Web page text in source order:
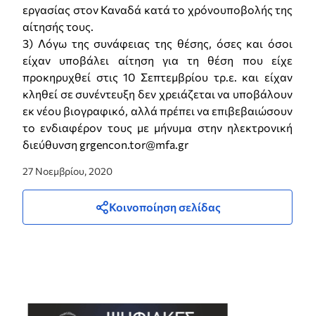
εργασίας στον Καναδά κατά το χρόνουποβολής της
αίτησής τους.
3) Λόγω της συνάφειας της θέσης, όσες και όσοι
είχαν υποβάλει αίτηση για τη θέση που είχε
προκηρυχθεί στις 10 Σεπτεμβρίου τρ.ε. και είχαν
κληθεί σε συνέντευξη δεν χρειάζεται να υποβάλουν
εκ νέου βιογραφικό, αλλά πρέπει να επιβεβαιώσουν
το ενδιαφέρον τους με μήνυμα στην ηλεκτρονική
διεύθυνση grgencon.tor@mfa.gr
27 Νοεμβρίου, 2020
Κοινοποίηση σελίδας